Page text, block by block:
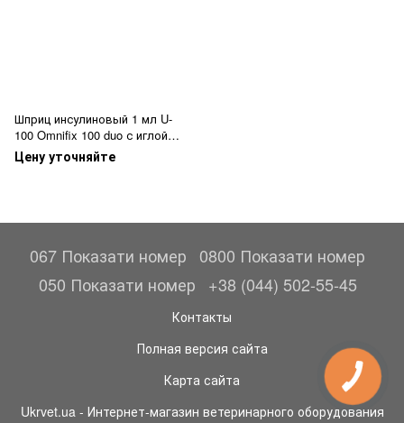
Шприц инсулиновый 1 мл U-
100 Omnifix 100 duo с иглой
26G
Цену уточняйте
067 Показати номер
0800 Показати номер
050 Показати номер
+38 (044) 502-55-45
Контакты
Полная версия сайта
Карта сайта
Ukrvet.ua - Интернет-магазин ветеринарного оборудования